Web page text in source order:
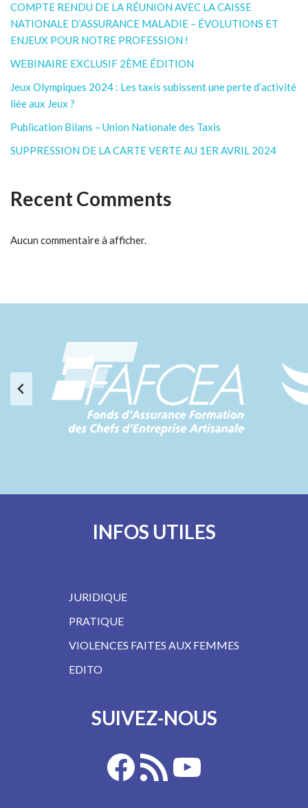
COMPTE RENDU DE LA RÉUNION AVEC LA CAISSE
NATIONALE D’ASSURANCE MALADIE – ÉVOLUTIONS ET
ENJEUX POUR NOTRE PROFESSION !
WEBINAIRE EXCLUSIF 2ÈME ÉDITION
Jeux Olympiques 2024 : Les taxis subissent une perte d’activité
liée aux Jeux ?
Publication Bilans – Union Nationale des Taxis
SUPPRESSION DE LA CARTE VERTE AU 1ER AVRIL 2024
Recent Comments
Aucun commentaire à afficher.
INFOS UTILES
JURIDIQUE
PRATIQUE
VIOLENCES FAITES AUX FEMMES
EDITO
SUIVEZ-NOUS